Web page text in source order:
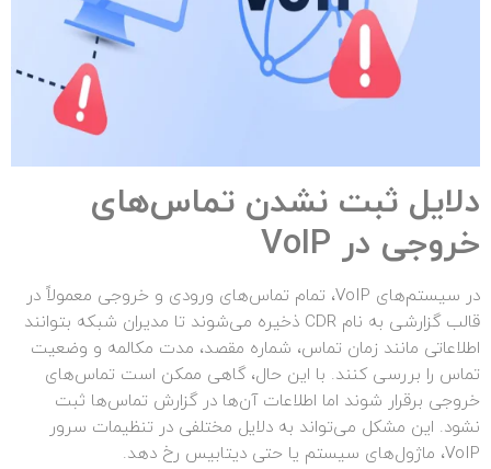
دلایل ثبت نشدن تماس‌های
خروجی در VoIP
در سیستم‌های VoIP، تمام تماس‌های ورودی و خروجی معمولاً در
قالب گزارشی به نام CDR ذخیره می‌شوند تا مدیران شبکه بتوانند
اطلاعاتی مانند زمان تماس، شماره مقصد، مدت مکالمه و وضعیت
تماس را بررسی کنند. با این حال، گاهی ممکن است تماس‌های
خروجی برقرار شوند اما اطلاعات آن‌ها در گزارش تماس‌ها ثبت
نشود. این مشکل می‌تواند به دلایل مختلفی در تنظیمات سرور
VoIP، ماژول‌های سیستم یا حتی دیتابیس رخ دهد.